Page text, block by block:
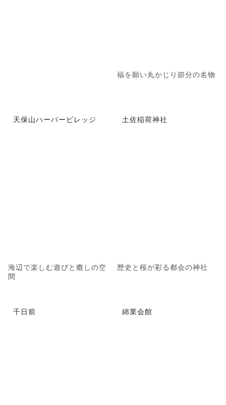
福を願い丸かじり節分の名物
天保山ハーバービレッジ
海辺で楽しむ遊びと癒しの空
間
土佐稲荷神社
歴史と桜が彩る都会の神社
千日前 綿業会館